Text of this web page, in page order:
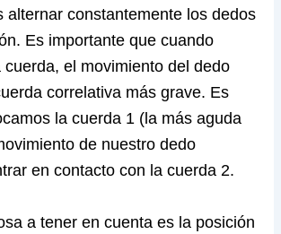
alternar constantemente los dedos
Es importante que cuando
cuerda, el movimiento del dedo
correlativa más grave. Es
la cuerda 1 (la más aguda
de nuestro dedo
en contacto con la cuerda 2.
tener en cuenta es la posición